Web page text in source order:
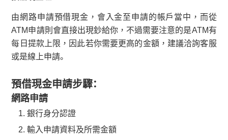
由網路申請預借現金，會入金至申請的帳戶當中，而從
ATM申請則會直接出現鈔給你，不過需要注意的是ATM有
每日提款上限，因此若你需要更高的金額，建議洽詢客服
或是線上申請。
預借現金申請步驟：
網路申請
銀行身分認證
輸入申請資料及所需金額